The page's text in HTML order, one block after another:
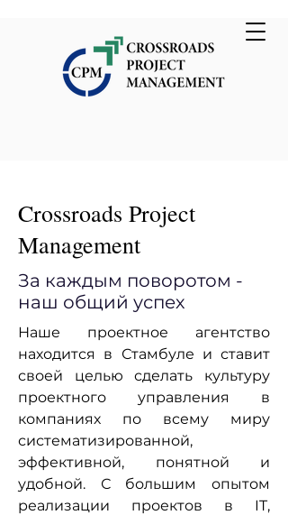
Crossroads Project
Management
За каждым поворотом -
наш общий успех
Наше проектное агентство
находится в Стамбуле и ставит
своей целью сделать культуру
проектного управления в
компаниях по всему миру
систематизированной,
эффективной, понятной и
удобной. С большим опытом
реализации проектов в IT,